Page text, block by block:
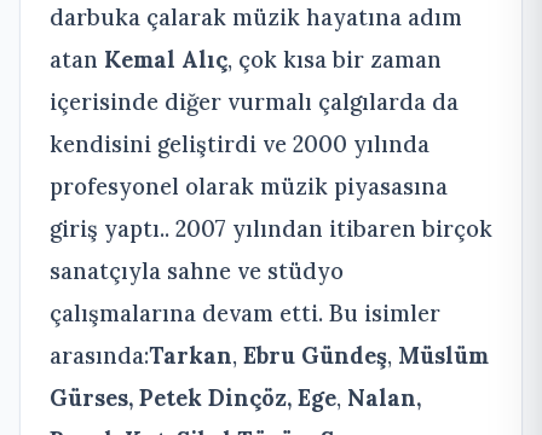
darbuka çalarak müzik hayatına adım
atan Kemal Alıç, çok kısa bir zaman
içerisinde diğer vurmalı çalgılarda da
kendisini geliştirdi ve 2000 yılında
profesyonel olarak müzik piyasasına
giriş yaptı.. 2007 yılından itibaren birçok
sanatçıyla sahne ve stüdyo
çalışmalarına devam etti. Bu isimler
arasında:Tarkan, Ebru Gündeş, Müslüm
Gürses, Petek Dinçöz, Ege, Nalan,